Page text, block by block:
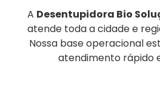
A Desentupidora Bio
atende toda a cidade e
Nossa base operacional
atendimento rápido